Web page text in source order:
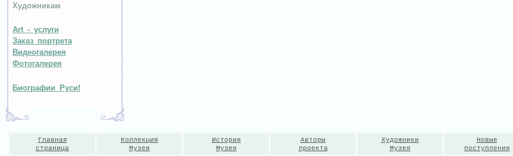
Художникам
Art - услуги
Заказ портрета
Видеогалерея
Фотогалерея
Биографии Руси!
Главная
страница
Коллекция
Музея
История
Музея
Авторы
проекта
Художники
Музея
Новые
поступления